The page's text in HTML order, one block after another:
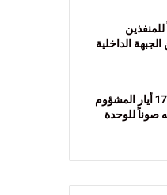
الداخلية
“القومي”: “اتفاق الاطار” نسخة عن 17 أيار المشؤوم
صوناً للوحدة